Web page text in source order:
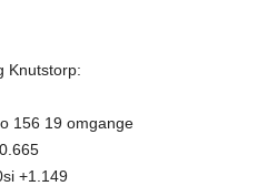
Knutstorp:
156 19 omgange
+1.149